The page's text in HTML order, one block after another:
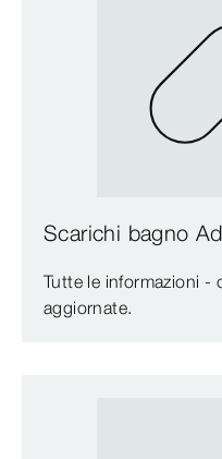
Scarichi bagno
Tutte le informazioni -
aggiornate.